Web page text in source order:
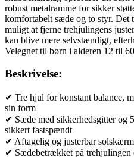
hynde,
løbecykel
med
5-
punktssele,
kurv,
kopholder,
til
5
år
gamle
børn,
grå
antal
robust metalramme for sikker
komfortabelt sæde og to styr. Det
muligt at fjerne trehjulingens
kan blive mere selvstændigt,
Velegnet til børn i alderen 12 til
Beskrivelse:
✔ Tre hjul for konstant balance,
sin form
✔ Sæde med sikkerhedsgitter og
sikkert fastspændt
✔ Aftagelig og justerbar
✔ Sædebetrækket på trehjulingen